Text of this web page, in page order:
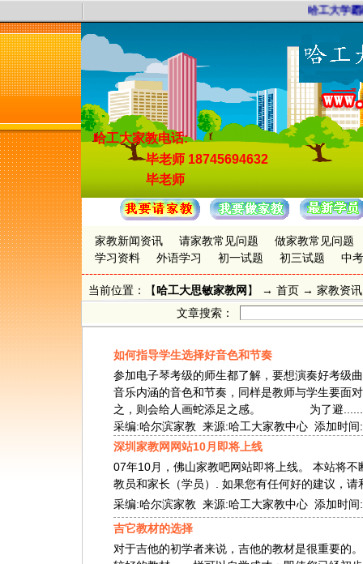
哈工大学霸
哈工大家教电话:
毕老师 18745694632
毕老师
家教新闻资讯 请家教常见问题
做家教常见问题
学习资料
外语学习 初一试题 初三试题 中
当前位置：【哈工大思敏家教网 】 → 首页 → 家教资讯
文章搜索：
如何指导学生选择好音色和节奏
参加电子琴考级的师生都了解，要想演奏好考级
音乐内涵的音色和节奏，同样是教师与学生要面
之，则会给人画蛇添足之感。 为了避......
采编:哈尔滨家教 来源:哈工大家教中心 添加时
深圳家教网网站10月即将上线
07年10月，佛山家教吧网站即将上线。 本站将
教员和家长（学员）. 如果您有任何好的建议，
采编:哈尔滨家教 来源:哈工大家教中心 添加时
吉它教材的选择
对于吉他的初学者来说，吉他的教材是很重要的